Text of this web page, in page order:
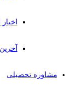
اخبار
آخرین
مشاوره تحصیلی